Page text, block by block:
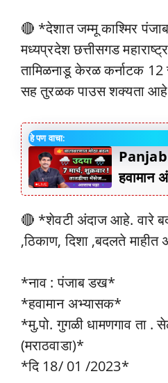
🔴 *देशात जम्मू काश्मिर
मध्यप्रदेश छत्तीसगड
तामिळनाडू केरळ कर्नाटक 12
सह तुरळक पाउस शक्यता
हे पण वाचा:
हवामान
🔴 *शेवटी अंदाज आहे. वारे
,ठिकाण, दिशा ,बदलते माहीत
*नाव : पंजाब डख*
*हवामान अभ्यासक*
*मु.पो. गुगळी धामणगाव ता .
(मराठवाडा)*
*दि 18/ 01 /2023*